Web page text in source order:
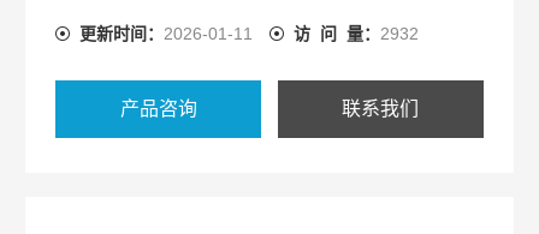
度传感器，乳化液浓度在线折光仪
更新时间： 2026-01-11 访 问 量： 2932
产品咨询 联系我们